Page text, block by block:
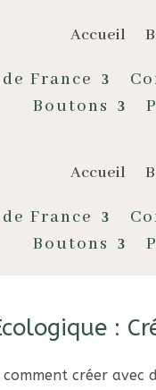
Accueil
France
Boutons
Accueil
France
Boutons
:
créer